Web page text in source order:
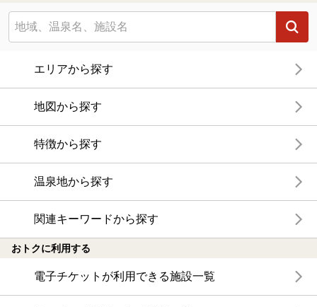
エリアから探す
地図から探す
特徴から探す
温泉地から探す
関連キーワードから探す
おトクに利用する
電子チケットが利用できる施設一覧